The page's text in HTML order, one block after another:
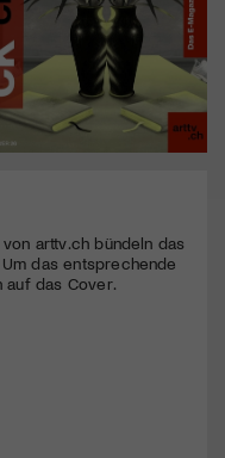
arttv.ch bündeln das
das entsprechende
auf das Cover.